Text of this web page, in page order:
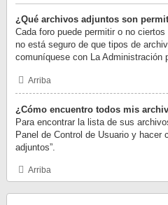
¿Qué archivos adjuntos son
Cada foro puede permitir o no
no está seguro de que tipos de
comuníquese con La Administración
Arriba
¿Cómo encuentro todos mis
Para encontrar la lista de sus
Panel de Control de Usuario y hacer
adjuntos”.
Arriba